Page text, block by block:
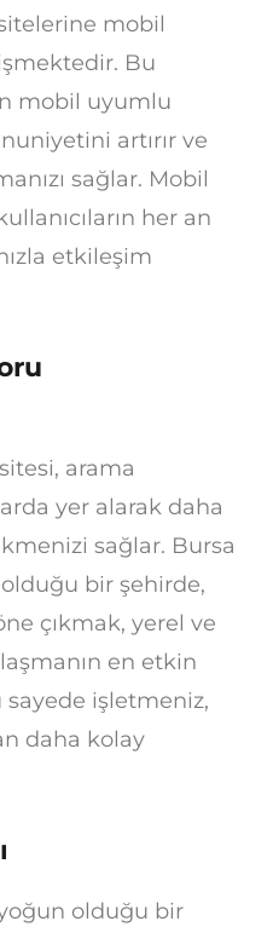
mobil
Bu
mobil uyumlu
artırır ve
sağlar. Mobil
her an
etkileşim
arama
yer alarak daha
sağlar. Bursa
bir şehirde,
çıkmak, yerel ve
en etkin
işletmeniz,
daha kolay
olduğu bir